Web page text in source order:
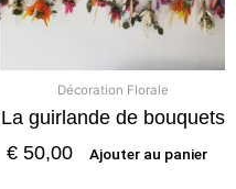
Décoration Florale
La guirlande de bouquets
€ 50,00 Ajouter au panier